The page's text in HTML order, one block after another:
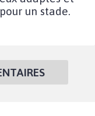
un stade.